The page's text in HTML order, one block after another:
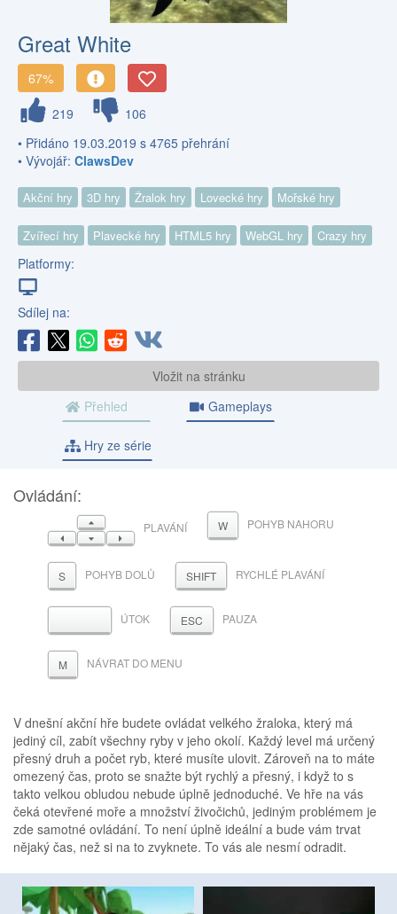
Great White
67%
219
106
• Přidáno 19.03.2019 s 4765 přehrání
• Vývojář: ClawsDev
Akční hry 3D hry Žralok hry Lovecké hry Mořské hry
Zvířecí hry Plavecké hry HTML5 hry WebGL hry Crazy hry
Platformy:
Sdílej na:
Vložit na stránku
Přehled
Gameplays
Hry ze série
Ovládání:
NAHORU
VLEVODOLŮVPRAVO
PLAVÁNÍ W POHYB NAHORU
S POHYB DOLŮ SHIFT RYCHLÉ PLAVÁNÍ
MEZERNÍKÚTOK ESC PAUZA
M NÁVRAT DO MENU
V dnešní akční hře budete ovládat velkého žraloka, který má
jediný cíl, zabít všechny ryby v jeho okolí. Každý level má určený
přesný druh a počet ryb, které musíte ulovit. Zároveň na to máte
omezený čas, proto se snažte být rychlý a přesný, i když to s
takto velkou obludou nebude úplně jednoduché. Ve hře na vás
čeká otevřené moře a množství živočichů, jediným problémem je
zde samotné ovládání. To není úplně ideální a bude vám trvat
nějaký čas, než si na to zvyknete. To vás ale nesmí odradit.